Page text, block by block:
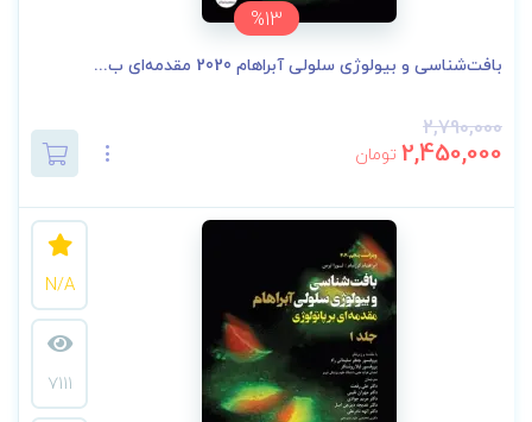
%13
بافت‌شناسی و بیولوژی سلولی آبراهام 2020 مقدمه‌ای ب...
2,790,000
2,450,000 تومان
N/A
7111